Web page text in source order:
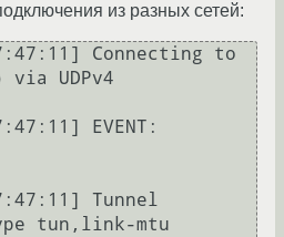
из разных сетей:
Connecting to
UDPv4
EVENT:
Tunnel
tun,link-mtu